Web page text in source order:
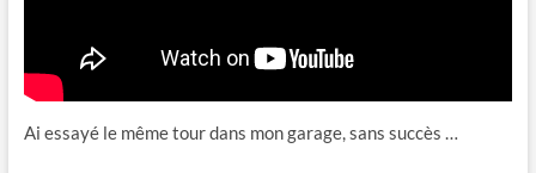
Ai essayé le même tour dans mon garage, sans succès …